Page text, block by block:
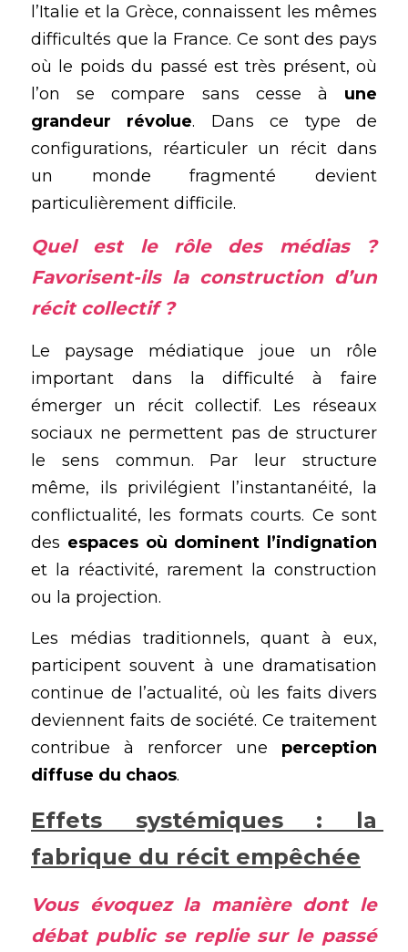
l’Italie et la Grèce, connaissent les mêmes
difficultés que la France. Ce sont des pays
où le poids du passé est très présent, où
l’on se compare sans cesse à une
grandeur révolue. Dans ce type de
configurations, réarticuler un récit dans
un monde fragmenté devient
particulièrement difficile.
Quel est le rôle des médias ?
Favorisent-ils la construction d’un
récit collectif ?
Le paysage médiatique joue un rôle
important dans la difficulté à faire
émerger un récit collectif. Les réseaux
sociaux ne permettent pas de structurer
le sens commun. Par leur structure
même, ils privilégient l’instantanéité, la
conflictualité, les formats courts. Ce sont
des espaces où dominent l’indignation
et la réactivité, rarement la construction
ou la projection.
Les médias traditionnels, quant à eux,
participent souvent à une dramatisation
continue de l’actualité, où les faits divers
deviennent faits de société. Ce traitement
contribue à renforcer une perception
diffuse du chaos.
Effets systémiques : la
fabrique du récit empêchée
Vous évoquez la manière dont le
débat public se replie sur le passé